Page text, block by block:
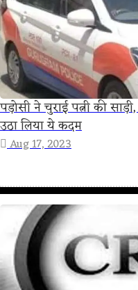
पड़ोसी ने चुराई पत्नी की
उठा लिया ये कदम
Aug 17, 2023